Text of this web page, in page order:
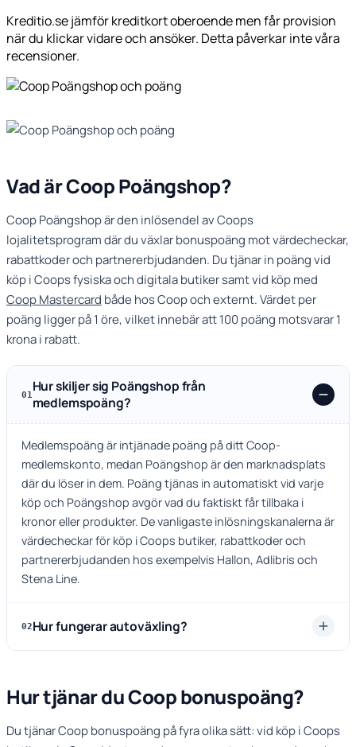
Kreditio.se jämför kreditkort oberoende men får provision
när du klickar vidare och ansöker. Detta påverkar inte våra
recensioner.
Vad är Coop Poängshop?
Coop Poängshop är den inlösendel av Coops
lojalitetsprogram där du växlar bonuspoäng mot värdecheckar,
rabattkoder och partnererbjudanden. Du tjänar in poäng vid
köp i Coops fysiska och digitala butiker samt vid köp med
Coop Mastercard både hos Coop och externt. Värdet per
poäng ligger på 1 öre, vilket innebär att 100 poäng motsvarar 1
krona i rabatt.
01 Hur skiljer sig Poängshop från
medlemspoäng?
Medlemspoäng är intjänade poäng på ditt Coop-
medlemskonto, medan Poängshop är den marknadsplats
där du löser in dem. Poäng tjänas in automatiskt vid varje
köp och Poängshop avgör vad du faktiskt får tillbaka i
kronor eller produkter. De vanligaste inlösningskanalerna är
värdecheckar för köp i Coops butiker, rabattkoder och
partnererbjudanden hos exempelvis Hallon, Adlibris och
Stena Line.
02Hur fungerar autoväxling?
Hur tjänar du Coop bonuspoäng?
Du tjänar Coop bonuspoäng på fyra olika sätt: vid köp i Coops